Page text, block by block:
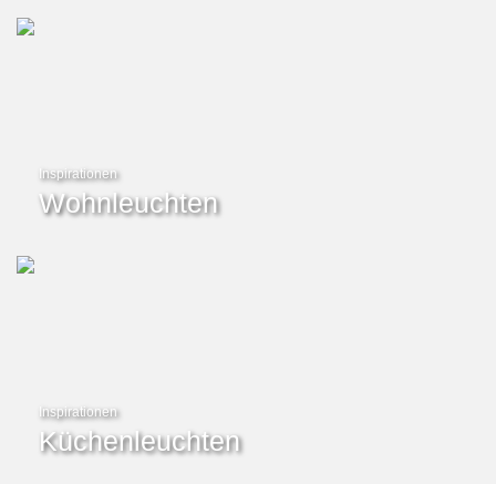
Inspirationen
Wohnleuchten
Inspirationen
Küchenleuchten